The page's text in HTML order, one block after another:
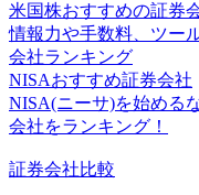
米国株おすすめの証券
情報力や手数料、ツー
会社ランキング
NISAおすすめ証券会社
NISA(ニーサ)を始める
会社をランキング！
証券会社比較